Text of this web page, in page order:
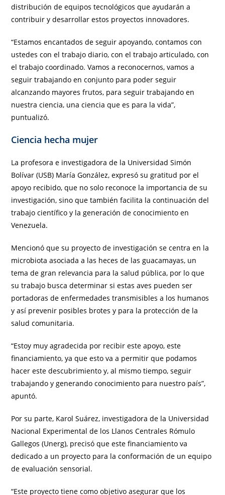
distribución de equipos tecnológicos que ayudarán a
contribuir y desarrollar estos proyectos innovadores.
“Estamos encantados de seguir apoyando, contamos con
ustedes con el trabajo diario, con el trabajo articulado, con
el trabajo coordinado. Vamos a reconocernos, vamos a
seguir trabajando en conjunto para poder seguir
alcanzando mayores frutos, para seguir trabajando en
nuestra ciencia, una ciencia que es para la vida”,
puntualizó.
Ciencia hecha mujer
La profesora e investigadora de la Universidad Simón
Bolívar (USB) María González, expresó su gratitud por el
apoyo recibido, que no solo reconoce la importancia de su
investigación, sino que también facilita la continuación del
trabajo científico y la generación de conocimiento en
Venezuela.
Mencionó que su proyecto de investigación se centra en la
microbiota asociada a las heces de las guacamayas, un
tema de gran relevancia para la salud pública, por lo que
su trabajo busca determinar si estas aves pueden ser
portadoras de enfermedades transmisibles a los humanos
y así prevenir posibles brotes y para la protección de la
salud comunitaria.
“Estoy muy agradecida por recibir este apoyo, este
financiamiento, ya que esto va a permitir que podamos
hacer este descubrimiento y, al mismo tiempo, seguir
trabajando y generando conocimiento para nuestro país”,
apuntó.
Por su parte, Karol Suárez, investigadora de la Universidad
Nacional Experimental de los Llanos Centrales Rómulo
Gallegos (Unerg), precisó que este financiamiento va
dedicado a un proyecto para la conformación de un equipo
de evaluación sensorial.
“Este proyecto tiene como objetivo asegurar que los